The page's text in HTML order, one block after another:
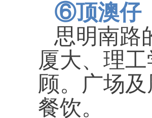
⑥顶澳仔
思明南路
厦大、理
顾。广场
餐饮。